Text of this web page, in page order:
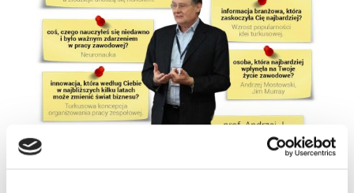
Nie bójmy się AI – czyli w czym może nam